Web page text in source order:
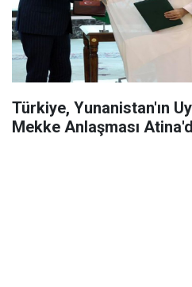
Türkiye, Yunanistan'ın
Mekke Anlaşması